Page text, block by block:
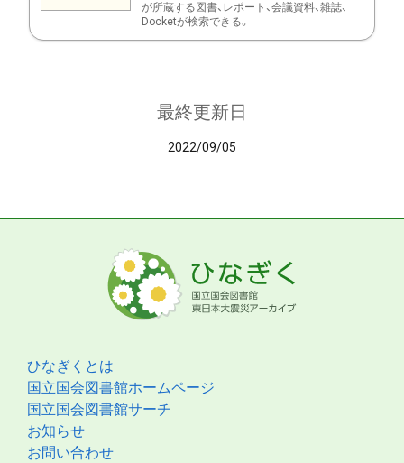
が所蔵する図書、レポート、会議資料、雑誌、
Docketが検索できる。
最終更新日
2022/09/05
ひなぎくとは
国立国会図書館ホームページ
国立国会図書館サーチ
お知らせ
お問い合わせ